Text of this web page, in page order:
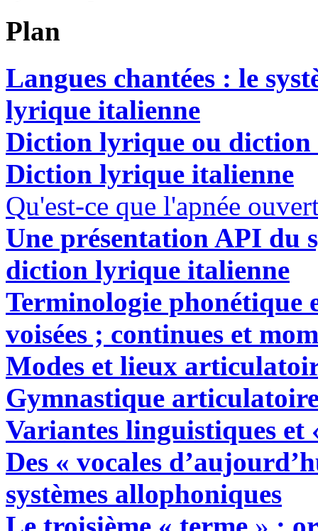
Plan
Langues chantées : le
lyrique italienne
Diction lyrique ou
Diction lyrique italienne
Qu'est-ce que l'apnée
Une présentation API du
diction lyrique italienne
Terminologie phonétique
voisées ; continues et
Modes et lieux
Gymnastique
Variantes linguistiques et
Des « vocales
systèmes allophoniques